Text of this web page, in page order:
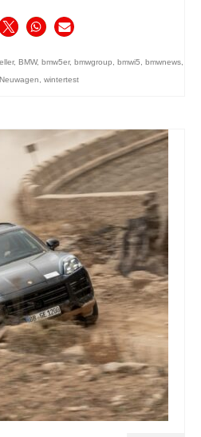
, BMW, bmw5er, bmwgroup, bmwi5, bmwnews,
Neuwagen, wintertest